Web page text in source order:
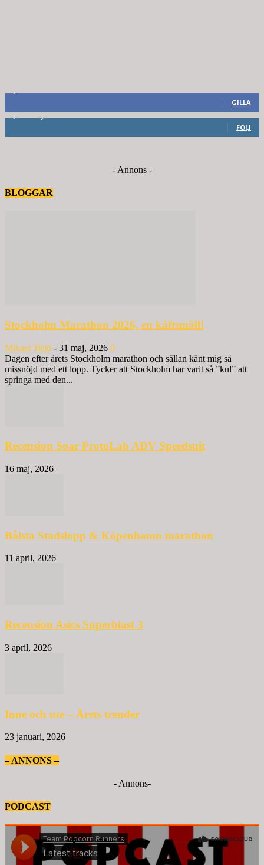
GILLA
6,714 Följare
FÖLJ
- Annons -
BLOGGAR
Stockholm Marathon 2026, en käftsmäll!
Mikael Tisjö - 31 maj, 2026 0
Dagen efter årets Stockholm marathon och sällan känt mig så
missnöjd med ett lopp. Tycker att Stockholm har varit så ”kul” att
springa med den...
Recension Soar ProtoLab ADV Speedsuit
16 maj, 2026
Bålsta Stadslopp & Köpenhamn marathon
11 april, 2026
Recension Asics Superblast 3
3 april, 2026
Inne och ute – Årets trender
23 januari, 2026
– ANNONS –
- Annons-
PODCAST